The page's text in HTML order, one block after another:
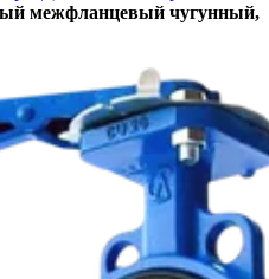
межфланцевый чугунный,